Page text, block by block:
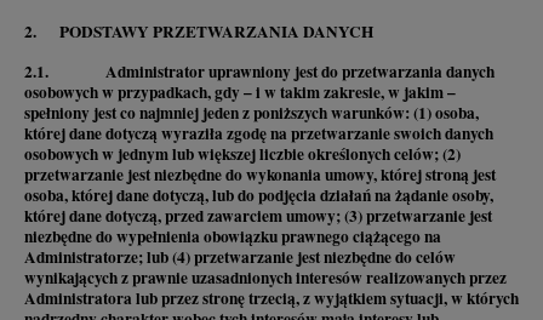
2. PODSTAWY PRZETWARZANIA DANYCH
2.1. Administrator uprawniony jest do przetwarzania danych
osobowych w przypadkach, gdy – i w takim zakresie, w jakim –
spełniony jest co najmniej jeden z poniższych warunków: (1) osoba,
której dane dotyczą wyraziła zgodę na przetwarzanie swoich danych
osobowych w jednym lub większej liczbie określonych celów; (2)
przetwarzanie jest niezbędne do wykonania umowy, której stroną jest
osoba, której dane dotyczą, lub do podjęcia działań na żądanie osoby,
której dane dotyczą, przed zawarciem umowy; (3) przetwarzanie jest
niezbędne do wypełnienia obowiązku prawnego ciążącego na
Administratorze; lub (4) przetwarzanie jest niezbędne do celów
wynikających z prawnie uzasadnionych interesów realizowanych przez
Administratora lub przez stronę trzecią, z wyjątkiem sytuacji, w których